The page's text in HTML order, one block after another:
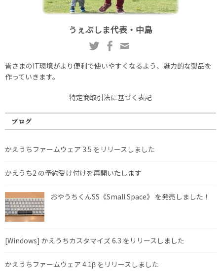
うぇぶしま代表・中島
皆さまのIT環境がより便利で使いやすくなるよう、魅力的な製品を
作っていきます。
特定商取引法に基づく表記
ブログ
かえうちファームウェア 3.5 をリリースしました
かえうち2 の予約受け付けを再開いたします
おやうちくんSS《Small Space》 を発売しました！
[Windows] かえうちカスタマイズ 6.3 をリリースしました
かえうちファームウェア 4.1β をリリースしました